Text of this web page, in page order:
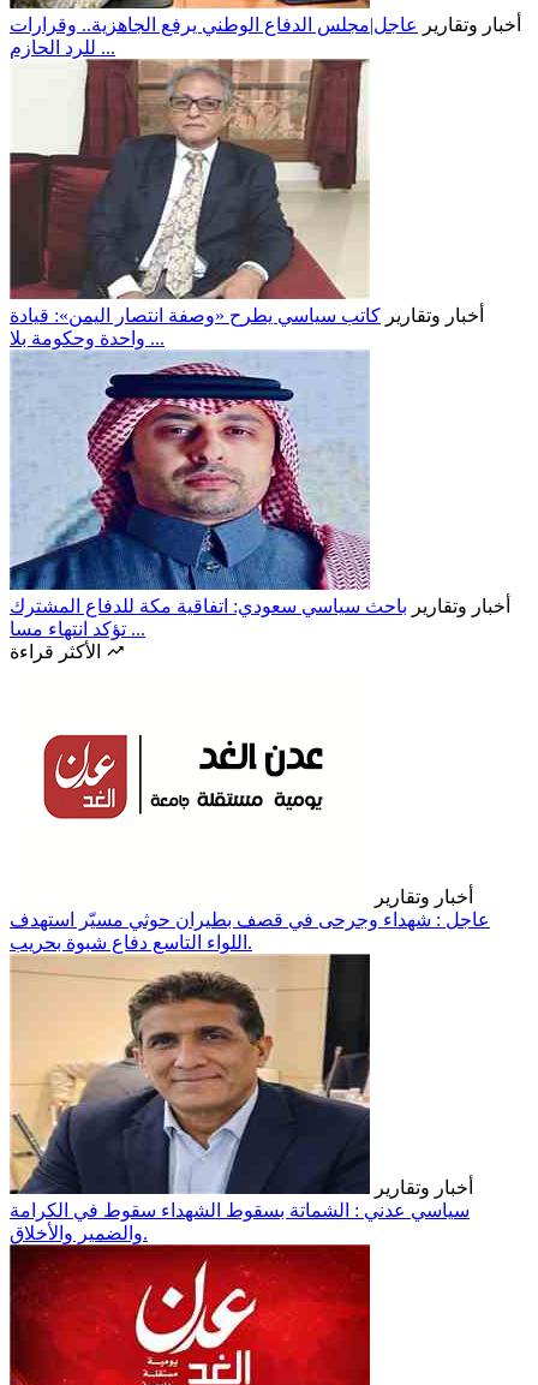
أخبار وتقارير
عاجل|مجلس الدفاع الوطني يرفع الجاهزية.. وقرارات
للرد الحازم ...
أخبار وتقارير كاتب سياسي يطرح «وصفة انتصار اليمن»: قيادة
واحدة وحكومة بلا ...
أخبار وتقارير باحث سياسي سعودي: اتفاقية مكة للدفاع المشترك
تؤكد انتهاء مسا ...
أخبار وتقارير
عاجل : شهداء وجرحى في قصف بطيران حوثي مسيّر استهدف
اللواء التاسع دفاع شبوة بحريب.
أخبار وتقارير
سياسي عدني : الشماتة بسقوط الشهداء سقوط في الكرامة
والضمير والأخلاق.